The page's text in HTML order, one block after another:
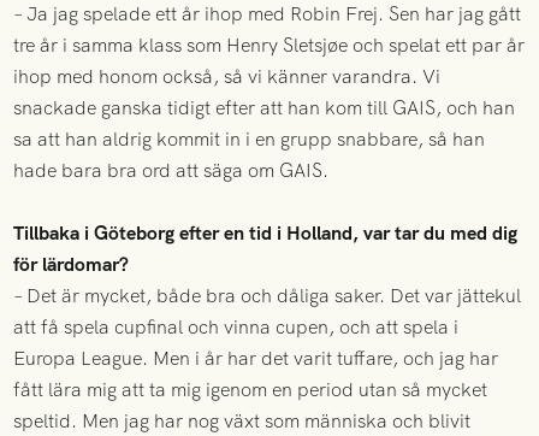
– Ja jag spelade ett år ihop med Robin Frej. Sen har jag gått
tre år i samma klass som Henry Sletsjøe och spelat ett par år
ihop med honom också, så vi känner varandra. Vi
snackade ganska tidigt efter att han kom till GAIS, och han
sa att han aldrig kommit in i en grupp snabbare, så han
hade bara bra ord att säga om GAIS.
Tillbaka i Göteborg efter en tid i Holland, var tar du med dig
för lärdomar?
– Det är mycket, både bra och dåliga saker. Det var jättekul
att få spela cupfinal och vinna cupen, och att spela i
Europa League. Men i år har det varit tuffare, och jag har
fått lära mig att ta mig igenom en period utan så mycket
speltid. Men jag har nog växt som människa och blivit